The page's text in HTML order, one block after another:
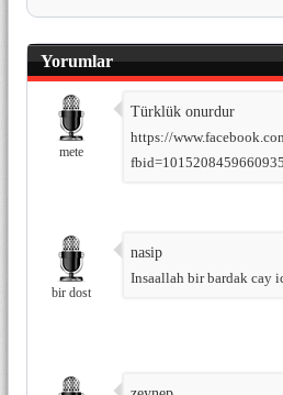
Yorumlar
mete
Türklük onurdur
https://
bir dost
nasip
Insaallah bir bardak cay